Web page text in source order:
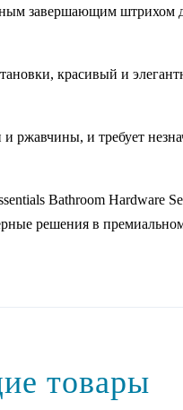
завершающим
красивый и
ржавчины, и требует
Bathroom Hardware
решения в премиальном
товары